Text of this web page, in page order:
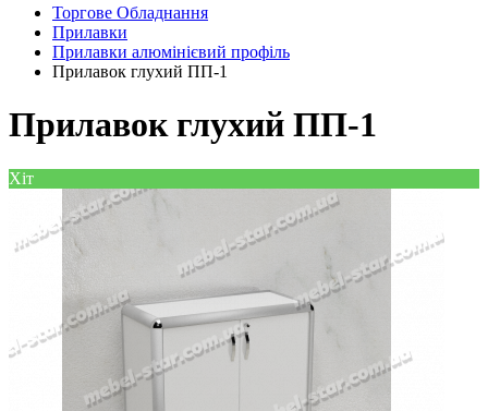
Торгове Обладнання
Прилавки
Прилавки алюмінієвий профіль
Прилавок глухий ПП-1
Прилавок глухий ПП-1
Хіт